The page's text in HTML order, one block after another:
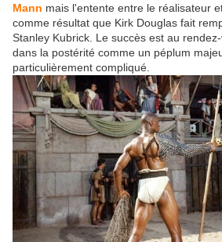
Mann mais l'entente entre le réalisateur
comme résultat que Kirk Douglas fait
Stanley Kubrick. Le succès est au
dans la postérité comme un péplum
particulièrement compliqué.